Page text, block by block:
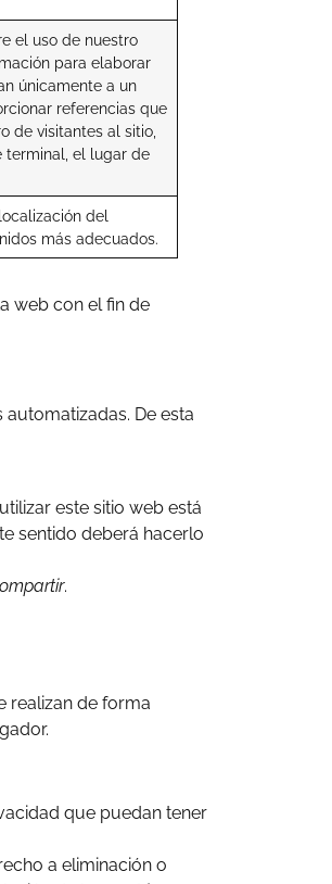
el uso de nuestro
para elaborar
únicamente a un
referencias que
de visitantes al sitio,
terminal, el lugar de
del
más adecuados.
web con el fin de
De esta
este sitio web está
sentido deberá hacerlo
.
realizan de forma
que puedan tener
a eliminación o